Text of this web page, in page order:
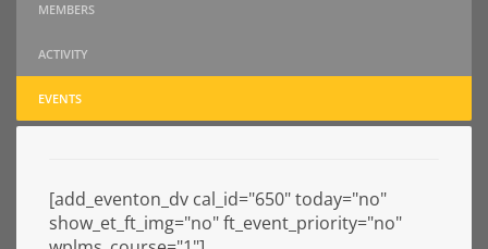
MEMBERS
ACTIVITY
EVENTS
[add_eventon_dv cal_id="650" today="no"
show_et_ft_img="no" ft_event_priority="no"